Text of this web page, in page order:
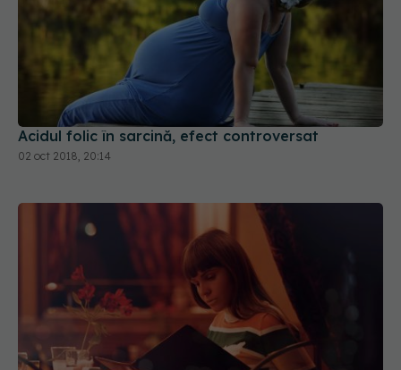
Acidul folic în sarcină, efect controversat
02 oct 2018, 20:14